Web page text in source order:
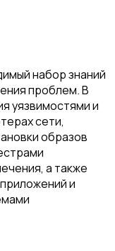
набор знаний
проблем. В
уязвимостями и
сети,
образов
а также
и